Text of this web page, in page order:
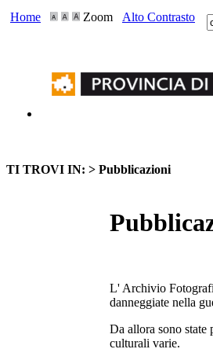
Home Zoom Alto Contrasto
TI TROVI IN: > Pubblicazioni
L' Archivio
danneggiate nella
Da allora sono
culturali varie.